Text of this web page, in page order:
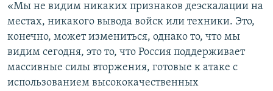
«Мы не видим никаких признаков деэскалации на
местах, никакого вывода войск или техники. Это,
конечно, может измениться, однако то, что мы
видим сегодня, это то, что Россия поддерживает
массивные силы вторжения, готовые к атаке с
использованием высококачественных